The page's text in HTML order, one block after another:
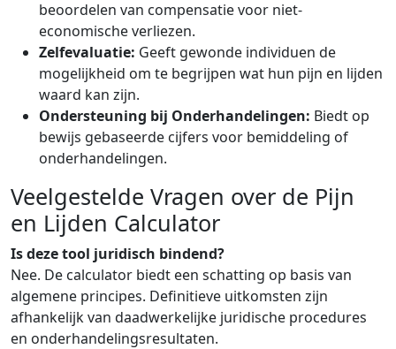
beoordelen van compensatie voor niet-
economische verliezen.
Zelfevaluatie: Geeft gewonde individuen de
mogelijkheid om te begrijpen wat hun pijn en lijden
waard kan zijn.
Ondersteuning bij Onderhandelingen: Biedt op
bewijs gebaseerde cijfers voor bemiddeling of
onderhandelingen.
Veelgestelde Vragen over de Pijn
en Lijden Calculator
Is deze tool juridisch bindend?
Nee. De calculator biedt een schatting op basis van
algemene principes. Definitieve uitkomsten zijn
afhankelijk van daadwerkelijke juridische procedures
en onderhandelingsresultaten.